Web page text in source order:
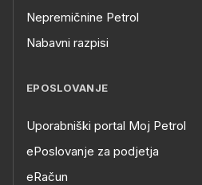
Nepremičnine Petrol
Nabavni razpisi
EPOSLOVANJE
Uporabniški portal Moj Petrol
ePoslovanje za podjetja
eRačun